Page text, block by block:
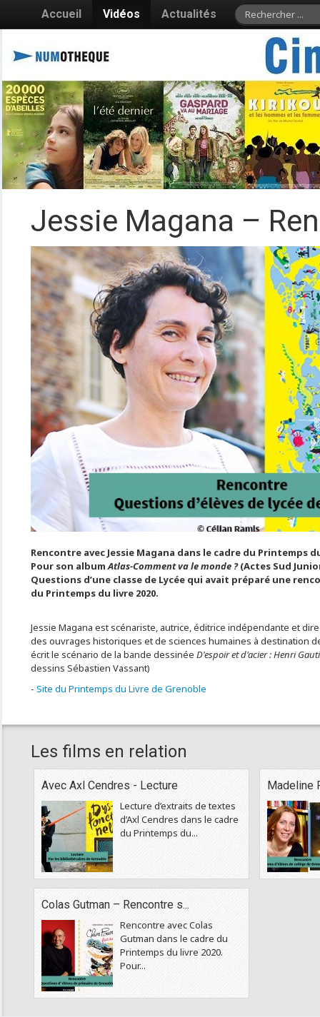
Accueil Vidéos Actualités
Jessie Magana –
Rencontre avec Jessie Magana dans le cadre du Printemps
Pour son albumAtlas-Comment va le monde ?(Actes Sud
Questions d’une classe de Lycée qui avait préparé une
du Printemps du livre 2020.
Jessie Magana est scénariste, autrice, éditrice indépendante et
des ouvrages historiques et de sciences humaines à destination
écrit le scénario de la bande dessinée D'espoir et d'acier : Henri
dessins Sébastien Vassant)
- Site du Printemps du Livre de Grenoble
Les films en relation
Avec Axl Cendres - Lecture
Lecture d’extraits de textes
d’Axl Cendres dans le cadre
du Printemps du...
Madeline
Colas Gutman – Rencontre s...
Rencontre avec Colas
Gutman dans le cadre du
Printemps du livre 2020.
Pour...